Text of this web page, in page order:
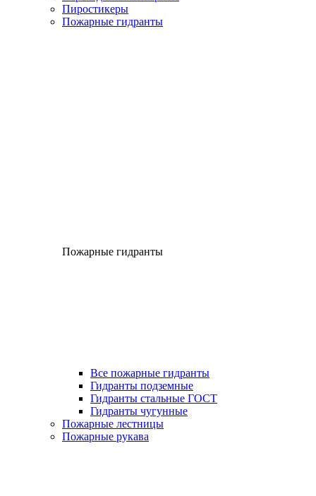
Пиростикеры
Пожарные гидранты
Пожарные гидранты
Все пожарные гидранты
Гидранты подземные
Гидранты стальные ГОСТ
Гидранты чугунные
Пожарные лестницы
Пожарные рукава